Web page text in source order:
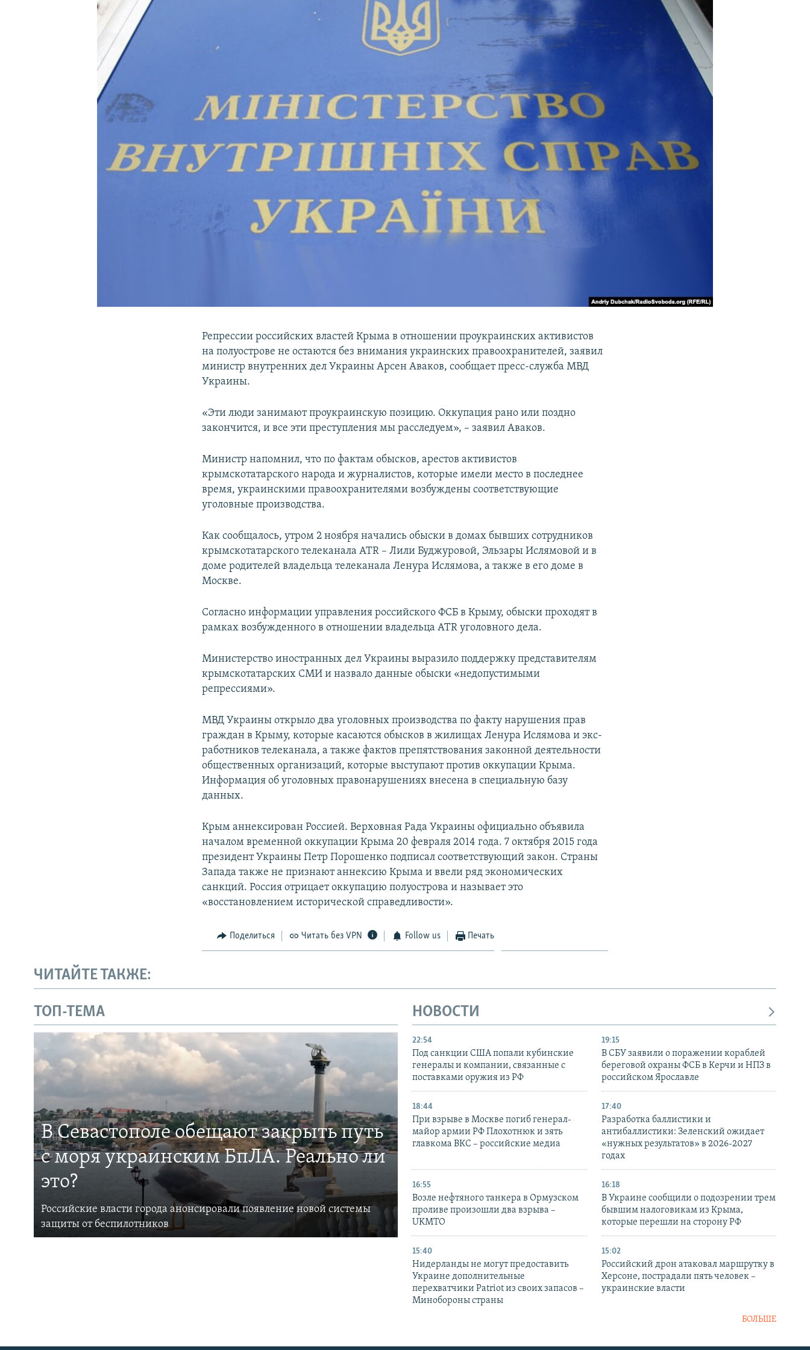
УКРАИНСКАЯ ПРОБЛЕМА КРЫМА
Репрессии российских властей Крыма в отношении проукраинских активистов
на полуострове не остаются без внимания украинских правоохранителей, заявил
министр внутренних дел Украины Арсен Аваков, сообщает пресс-служба МВД
Украины.
«Эти люди занимают проукраинскую позицию. Оккупация рано или поздно
закончится, и все эти преступления мы расследуем», – заявил Аваков.
Министр напомнил, что по фактам обысков, арестов активистов
крымскотатарского народа и журналистов, которые имели место в последнее
время, украинскими правоохранителями возбуждены соответствующие
уголовные производства.
Как сообщалось, утром 2 ноября начались обыски в домах бывших сотрудников
крымскотатарского телеканала ATR – Лили Буджуровой, Эльзары Ислямовой и в
доме родителей владельца телеканала Ленура Ислямова, а также в его доме в
Москве.
Согласно информации управления российского ФСБ в Крыму, обыски проходят в
рамках возбужденного в отношении владельца ATR уголовного дела.
Министерство иностранных дел Украины выразило поддержку представителям
крымскотатарских СМИ и назвало данные обыски «недопустимыми
репрессиями».
МВД Украины открыло два уголовных производства по факту нарушения прав
граждан в Крыму, которые касаются обысков в жилищах Ленура Ислямова и экс-
работников телеканала, а также фактов препятствования законной деятельности
общественных организаций, которые выступают против оккупации Крыма.
Информация об уголовных правонарушениях внесена в специальную базу
данных.
Крым аннексирован Россией. Верховная Рада Украины официально объявила
началом временной оккупации Крыма 20 февраля 2014 года. 7 октября 2015 года
президент Украины Петр Порошенко подписал соответствующий закон. Страны
Запада также не признают аннексию Крыма и ввели ряд экономических
санкций. Россия отрицает оккупацию полуострова и называет это
«восстановлением исторической справедливости».
Поделиться Читать без VPN Follow us Печать
ЧИТАЙТЕ ТАКЖЕ:
ТОП-ТЕМА
В Севастополе обещают закрыть путь
с моря украинским БпЛА. Реально ли
это?
Российские власти города анонсировали появление новой системы
защиты от беспилотников
НОВОСТИ
22:54
Под санкции США попали кубинские
генералы и компании, связанные с
поставками оружия из РФ
19:15
В СБУ заявили о поражении кораблей
береговой охраны ФСБ в Керчи и НПЗ в
российском Ярославле
18:44
При взрыве в Москве погиб генерал-
майор армии РФ Плохотнюк и зять
главкома ВКС – российские медиа
17:40
Разработка баллистики и
антибаллистики: Зеленский ожидает
«нужных результатов» в 2026-2027
годах
16:55
Возле нефтяного танкера в Ормузском
проливе произошли два взрыва –
UKMTO
16:18
В Украине сообщили о подозрении трем
бывшим налоговикам из Крыма,
которые перешли на сторону РФ
15:40
Нидерланды не могут предоставить
Украине дополнительные
перехватчики Patriot из своих запасов –
Минобороны страны
15:02
Российский дрон атаковал маршрутку в
Херсоне, пострадали пять человек –
украинские власти
БОЛЬШЕ